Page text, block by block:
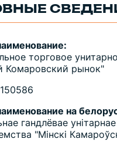
торговое
Комаровский рынок"
на
гандлёвае унітарнае
"Мінскі